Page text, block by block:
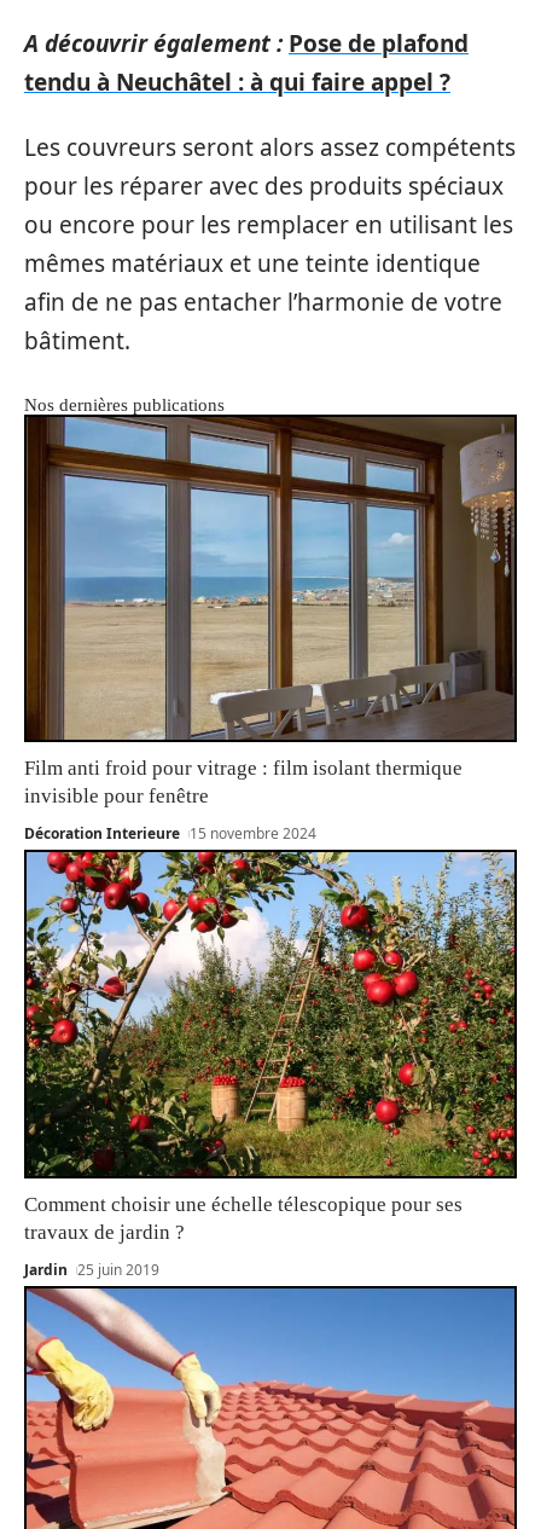
A découvrir également : Pose de plafond
tendu à Neuchâtel : à qui faire appel ?
Les couvreurs seront alors assez compétents
pour les réparer avec des produits spéciaux
ou encore pour les remplacer en utilisant les
mêmes matériaux et une teinte identique
afin de ne pas entacher l’harmonie de votre
bâtiment.
Nos dernières publications
Film anti froid pour vitrage : film isolant thermique
invisible pour fenêtre
Décoration Interieure 15 novembre 2024
Comment choisir une échelle télescopique pour ses
travaux de jardin ?
Jardin 25 juin 2019